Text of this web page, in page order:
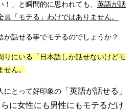
」と瞬間的に思われても、 英語が話
「モテる」わけではありません。
が話せる事でモテるのでしょうか？
りにいる「日本語しか話せないけどモ
ん。
にとって好印象の 「英語が話せる」
に女性にも男性にもモテるだけ